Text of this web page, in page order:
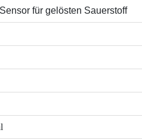
für gelösten Sauerstoff